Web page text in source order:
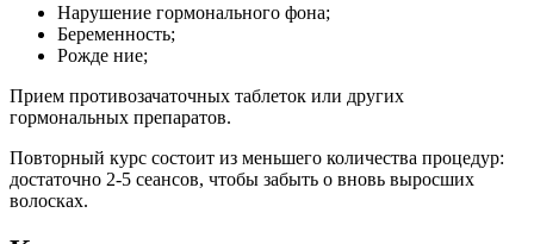
Нарушение гормонального фона;
Беременность;
Рожде ние;
Прием противозачаточных таблеток или других
гормональных препаратов.
Повторный курс состоит из меньшего количества процедур:
достаточно 2-5 сеансов, чтобы забыть о вновь выросших
волосках.